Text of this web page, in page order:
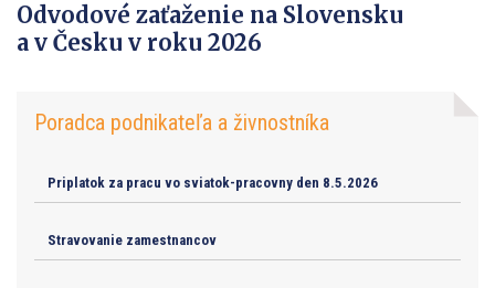
Odvodové zaťaženie na Slovensku
a v Česku v roku 2026
Poradca podnikateľa a živnostníka
Priplatok za pracu vo sviatok-pracovny den 8.5.2026
Stravovanie zamestnancov